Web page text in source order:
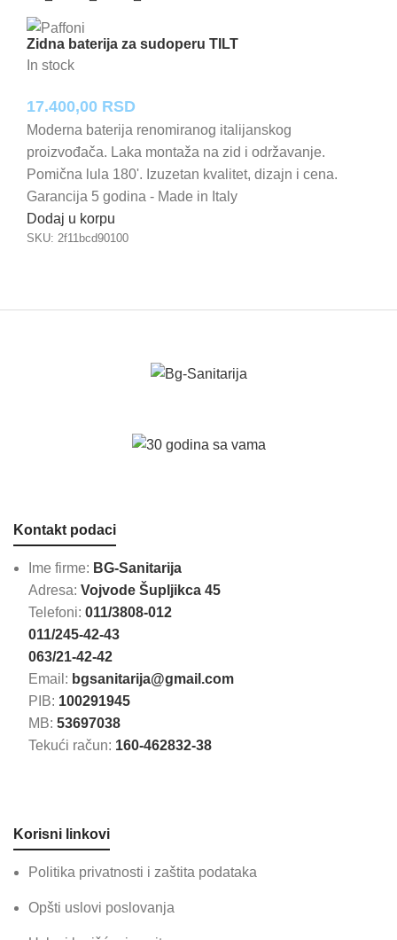
Zidna baterija za sudoperu TILT
In stock
17.400,00 RSD
Moderna baterija renomiranog italijanskog
proizvođača. Laka montaža na zid i održavanje.
Pomična lula 180'. Izuzetan kvalitet, dizajn i cena.
Garancija 5 godina - Made in Italy
Dodaj u korpu
SKU: 2f11bcd90100
Kontakt podaci
Ime firme: BG-Sanitarija
Adresa: Vojvode Šupljikca 45
Telefoni: 011/3808-012
011/245-42-43
063/21-42-42
Email: bgsanitarija@gmail.com
PIB: 100291945
MB: 53697038
Tekući račun: 160-462832-38
Korisni linkovi
Politika privatnosti i zaštita podataka
Opšti uslovi poslovanja